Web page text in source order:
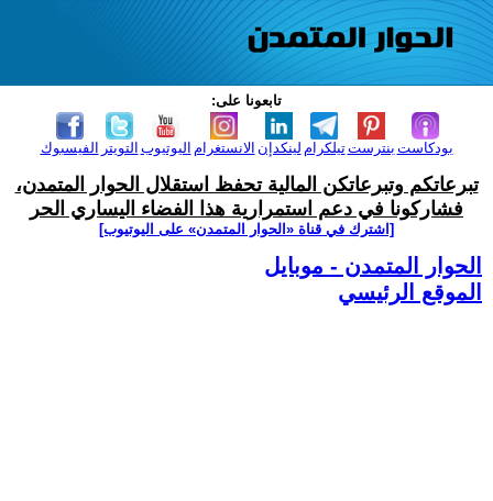
تابعونا على:
الفيسبوك التويتر اليوتيوب الانستغرام لينكدإن تيلكرامبنترست بودكاست
تبرعاتكم وتبرعاتكن المالية تحفظ استقلال الحوار المتمدن،
فشاركونا في دعم استمرارية هذا الفضاء اليساري الحر
[اشترك في قناة ‫«الحوار المتمدن» على اليوتيوب]
الحوار المتمدن - موبايل
الموقع الرئيسي